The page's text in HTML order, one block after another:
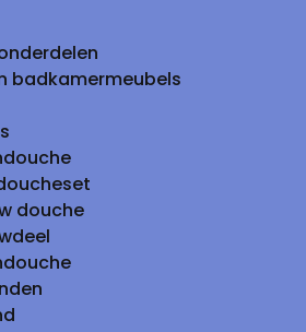
badkamermeubels
douche